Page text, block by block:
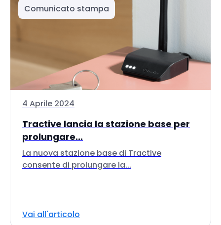
Comunicato stampa
4 Aprile 2024
Tractive lancia la stazione base per
prolungare...
La nuova stazione base di Tractive
consente di prolungare la...
Vai all'articolo